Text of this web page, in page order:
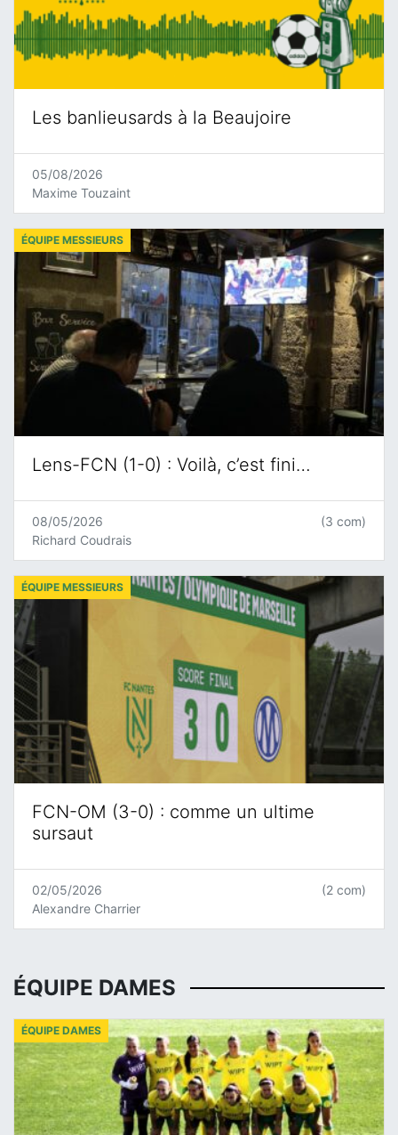
Les banlieusards à la Beaujoire
05/08/2026
Maxime Touzaint
Lens-FCN (1-0) : Voilà, c’est fini…
ÉQUIPE MESSIEURS
08/05/2026
Richard Coudrais
(3 com)
FCN-OM (3-0) : comme un ultime
sursaut
ÉQUIPE MESSIEURS
02/05/2026
Alexandre Charrier
(2 com)
ÉQUIPE DAMES
ÉQUIPE DAMES